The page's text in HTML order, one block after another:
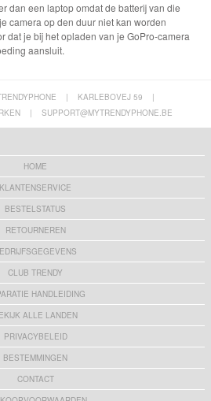
dan een laptop omdat de batterij van die
camera op den duur niet kan worden
dat je bij het opladen van je GoPro-camera
aansluit.
| KARLEBOVEJ 59
|
| SUPPORT@MYTRENDYPHONE.BE
HOME
KLANTENSERVICE
BESTELSTATUS
RETOURNEREN
CLUB TRENDY
HANDLEIDING
ALLE LANDEN
PRIVACYBELEID
BESTEMMINGEN
CONTACT